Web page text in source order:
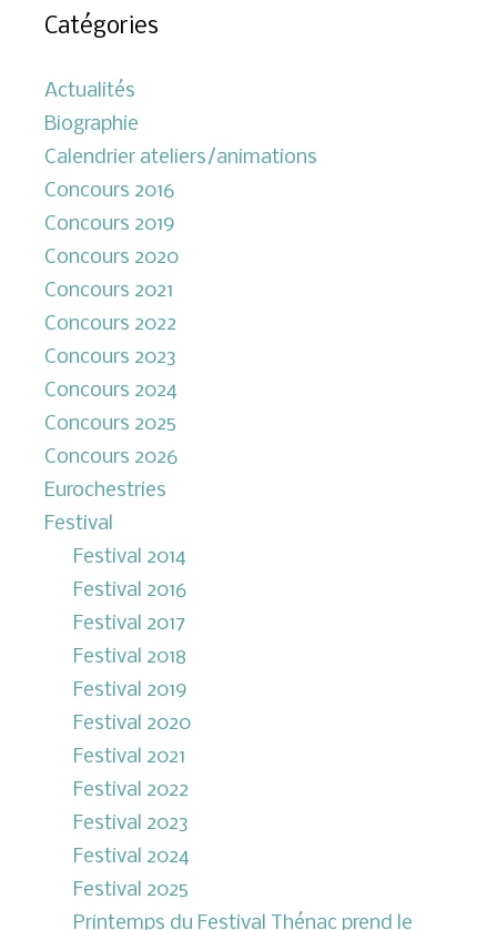
Catégories
Actualités
Biographie
Calendrier ateliers/animations
Concours 2016
Concours 2019
Concours 2020
Concours 2021
Concours 2022
Concours 2023
Concours 2024
Concours 2025
Concours 2026
Eurochestries
Festival
Festival 2014
Festival 2016
Festival 2017
Festival 2018
Festival 2019
Festival 2020
Festival 2021
Festival 2022
Festival 2023
Festival 2024
Festival 2025
Printemps du Festival Thénac prend le